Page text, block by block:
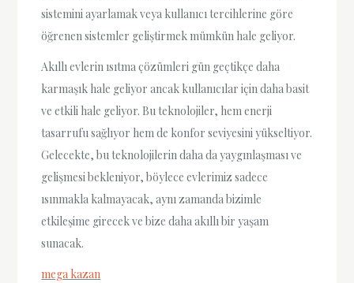
sistemini ayarlamak veya kullanıcı tercihlerine göre
öğrenen sistemler geliştirmek mümkün hale geliyor.
Akıllı evlerin ısıtma çözümleri gün geçtikçe daha
karmaşık hale geliyor ancak kullanıcılar için daha basit
ve etkili hale geliyor. Bu teknolojiler, hem enerji
tasarrufu sağlıyor hem de konfor seviyesini yükseltiyor.
Gelecekte, bu teknolojilerin daha da yaygınlaşması ve
gelişmesi bekleniyor, böylece evlerimiz sadece
ısınmakla kalmayacak, aynı zamanda bizimle
etkileşime girecek ve bize daha akıllı bir yaşam
sunacak.
mega kazan